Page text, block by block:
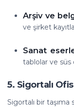
Arşiv ve
ve şirket
Sanat
tablolar ve süs
5. Sigortalı
Sigortalı bir taşıma